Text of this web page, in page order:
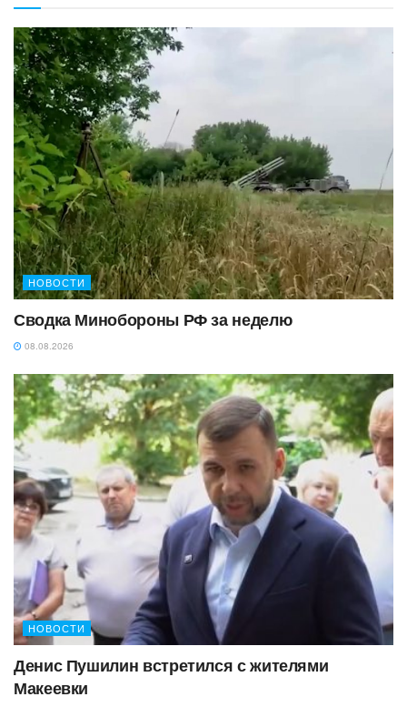
НОВОСТИ
Сводка Минобороны РФ за неделю
08.08.2026
НОВОСТИ
Денис Пушилин встретился с жителями
Макеевки